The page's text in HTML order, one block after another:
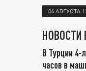
06 АВГУСТА
НОВОСТИ
В Турции 4-
часов в